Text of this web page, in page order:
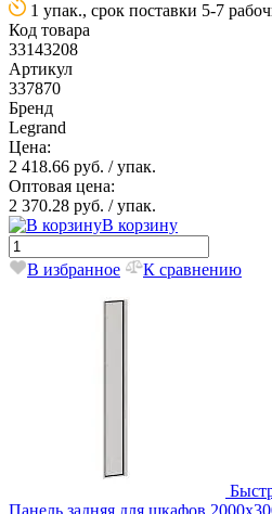
1 упак., срок поставки 5-7
Код товара
33143208
Артикул
337870
Бренд
Legrand
Цена:
2 418.66 руб. / упак.
Оптовая цена:
2 370.28 руб. / упак.
В корзину
В избранное К сравнению